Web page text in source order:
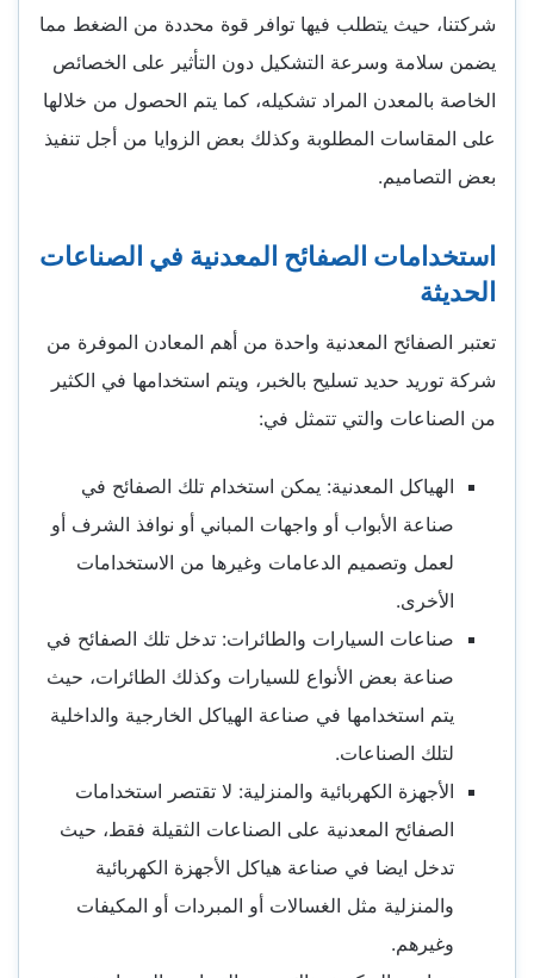
شركتنا، حيث يتطلب فيها توافر قوة محددة من الضغط مما
يضمن سلامة وسرعة التشكيل دون التأثير على الخصائص
الخاصة بالمعدن المراد تشكيله، كما يتم الحصول من خلالها
على المقاسات المطلوبة وكذلك بعض الزوايا من أجل تنفيذ
بعض التصاميم.
استخدامات الصفائح المعدنية في الصناعات
الحديثة
تعتبر الصفائح المعدنية واحدة من أهم المعادن الموفرة من
شركة توريد حديد تسليح بالخبر، ويتم استخدامها في الكثير
من الصناعات والتي تتمثل في:
الهياكل المعدنية: يمكن استخدام تلك الصفائح في
صناعة الأبواب أو واجهات المباني أو نوافذ الشرف أو
لعمل وتصميم الدعامات وغيرها من الاستخدامات
الأخرى.
صناعات السيارات والطائرات: تدخل تلك الصفائح في
صناعة بعض الأنواع للسيارات وكذلك الطائرات، حيث
يتم استخدامها في صناعة الهياكل الخارجية والداخلية
لتلك الصناعات.
الأجهزة الكهربائية والمنزلية: لا تقتصر استخدامات
الصفائح المعدنية على الصناعات الثقيلة فقط، حيث
تدخل ايضا في صناعة هياكل الأجهزة الكهربائية
والمنزلية مثل الغسالات أو المبردات أو المكيفات
وغيرهم.